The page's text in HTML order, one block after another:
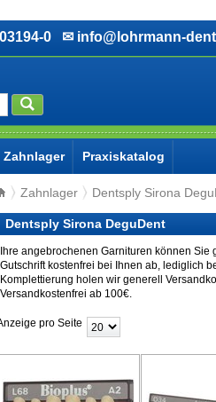
0 ✉ info@lohrmann-
Zahnlager Praxiskatalog
Zahnlager Dentsply Sirona
Dentsply Sirona DeguDent
Ihre angebrochenen Garnituren können
Gutschrift kostenfrei bei Ihnen ab, lediglich
Komplettierung holen wir generell
Versandkostenfrei ab 100€.
pro Seite